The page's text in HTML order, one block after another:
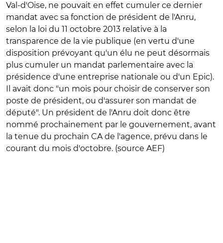
Val-d'Oise, ne pouvait en effet cumuler ce dernier
mandat avec sa fonction de président de l'Anru,
selon la loi du 11 octobre 2013 relative à la
transparence de la vie publique (en vertu d'une
disposition prévoyant qu'un élu ne peut désormais
plus cumuler un mandat parlementaire avec la
présidence d'une entreprise nationale ou d'un Epic).
Il avait donc "un mois pour choisir de conserver son
poste de président, ou d'assurer son mandat de
député". Un président de l'Anru doit donc être
nommé prochainement par le gouvernement, avant
la tenue du prochain CA de l'agence, prévu dans le
courant du mois d'octobre. (source AEF)